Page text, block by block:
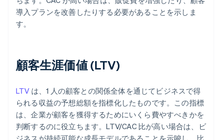
導入プランを改善したりする必要があることを示しま
す。
顧客生涯価値 (LTV)
LTV は、1 人の顧客との関係全体を通じてビジネスで得
られる収益の予想総額を指標化したものです。この指標
は、企業が顧客を獲得するためにいくら費やすべきかを
判断するのに役立ちます。LTV/CAC 比が高い場合は、ビ